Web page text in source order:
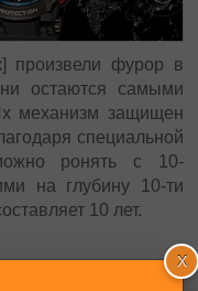
произвели фурор в
остаются самыми
механизм защищен
специальной
ронять с 10-
на глубину 10-ти
10 лет.